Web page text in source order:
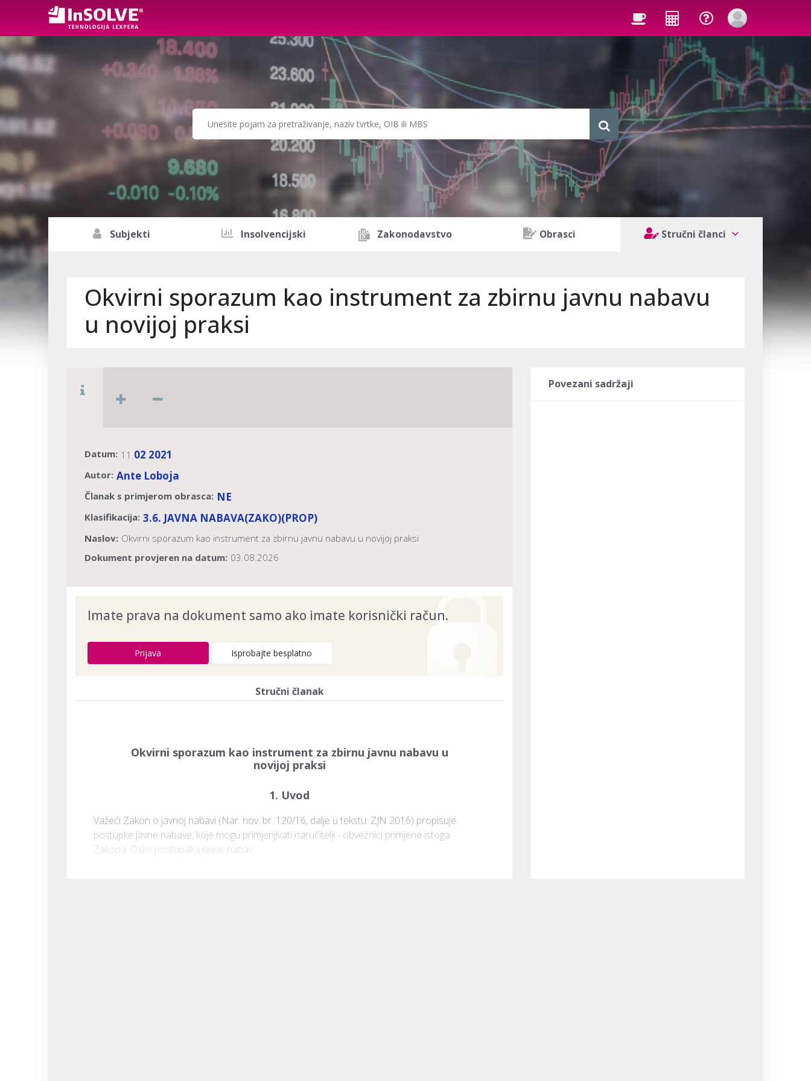
Subjekti Insolvencijski Zakonodavstvo Obrasci Stručni članci
Okvirni sporazum kao instrument za zbirnu javnu nabavu
u novijoj praksi
Datum: 11.02.2021
Autor: Ante Loboja
Članak s primjerom obrasca: NE
Klasifikacija: 3.6. JAVNA NABAVA(ZAKO)(PROP)
Naslov: Okvirni sporazum kao instrument za zbirnu javnu nabavu u novijoj praksi
Dokument provjeren na datum: 03.08.2026
Imate prava na dokument samo ako imate korisnički račun.
Prijava Isprobajte besplatno
Stručni članak
Okvirni sporazum kao instrument za zbirnu javnu nabavu u
novijoj praksi
1. Uvod
Važeći Zakon o javnoj nabavi (Nar. nov. br. 120/16, dalje u tekstu: ZJN 2016) propisuje
postupke javne nabave, koje mogu primjenjivati naručitelji - obveznici primjene istoga
Zakona. Osim postupaka javne nabav
Povezani sadržaji